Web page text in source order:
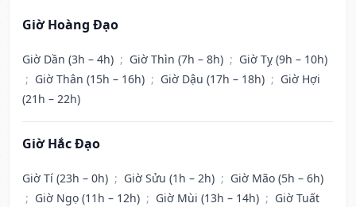
Giờ Hoàng Đạo
Giờ Dần (3h – 4h) ; Giờ Thìn (7h – 8h) ; Giờ Tỵ (9h – 10h)
; Giờ Thân (15h – 16h) ; Giờ Dậu (17h – 18h) ; Giờ Hợi
(21h – 22h)
Giờ Hắc Đạo
Giờ Tí (23h – 0h) ; Giờ Sửu (1h – 2h) ; Giờ Mão (5h – 6h)
; Giờ Ngọ (11h – 12h) ; Giờ Mùi (13h – 14h) ; Giờ Tuất